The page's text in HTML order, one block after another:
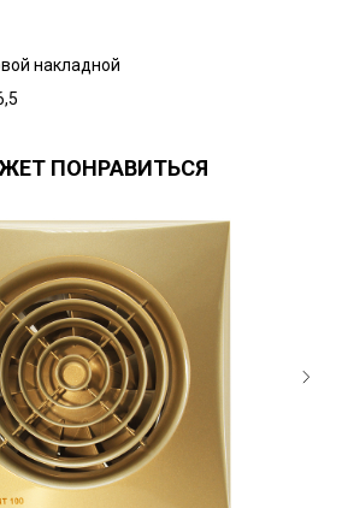
накладной
ПОНРАВИТЬСЯ